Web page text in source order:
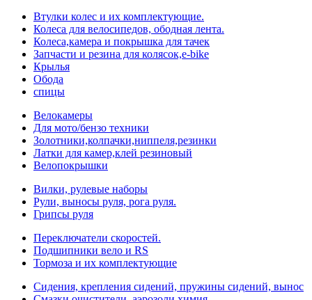
Втулки колес и их комплектующие.
Колеса для велосипедов, ободная лента.
Колеса,камера и покрышка для тачек
Запчасти и резина для колясок,e-bike
Крылья
Обода
спицы
Велокамеры
Для мото/бензо техники
Золотники,колпачки,ниппеля,резинки
Латки для камер,клей резиновый
Велопокрышки
Вилки, рулевые наборы
Рули, выносы руля, рога руля.
Грипсы руля
Переключатели скоростей.
Подшипники вело и RS
Тормоза и их комплектующие
Сидения, крепления сидений, пружины сидений, вынос